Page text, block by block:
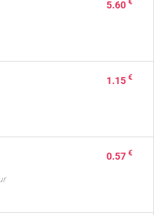
5.60 €
1.15 €
0.57 €